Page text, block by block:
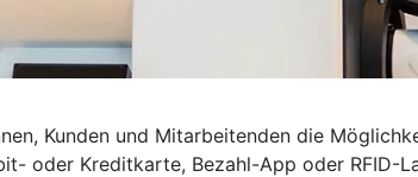
Kunden und Mitarbeitenden die
oder Kreditkarte, Bezahl-App oder RFID-